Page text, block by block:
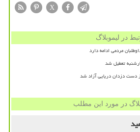
X
در لیموبلاگ
مردمی ادامه دارد
تعطیل شد
دست دزدان دریایی آزاد شد
در مورد این مطلب